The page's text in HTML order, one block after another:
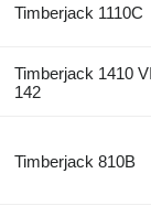
Timberjack 1110C
Timberjack 1410
142
Timberjack 810B